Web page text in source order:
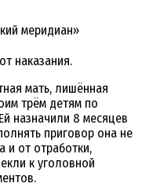
меридиан»
наказания.
мать, лишённая
трём детям по
назначили 8 месяцев
приговор она не
и от отработки,
к уголовной